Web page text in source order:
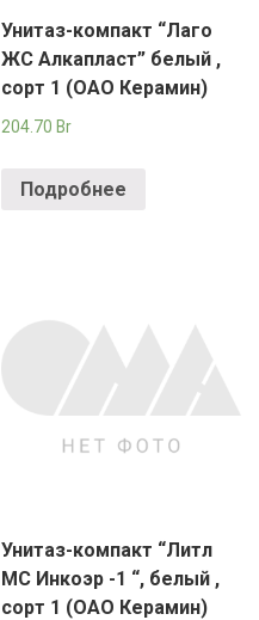
Унитаз-компакт “Лаго
ЖС Алкапласт” белый ,
сорт 1 (ОАО Керамин)
204.70 Br
Подробнее
Унитаз-компакт “Литл
МС Инкоэр -1 “, белый ,
сорт 1 (ОАО Керамин)